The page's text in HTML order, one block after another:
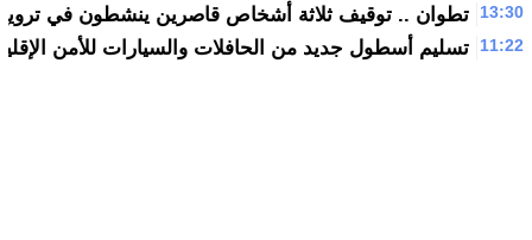
13:30 تطوان .. توقيف ثلاثة أشخاص قاصرين ينشطون في
11:22 تسليم أسطول جديد من الحافلات والسيارات للأمن